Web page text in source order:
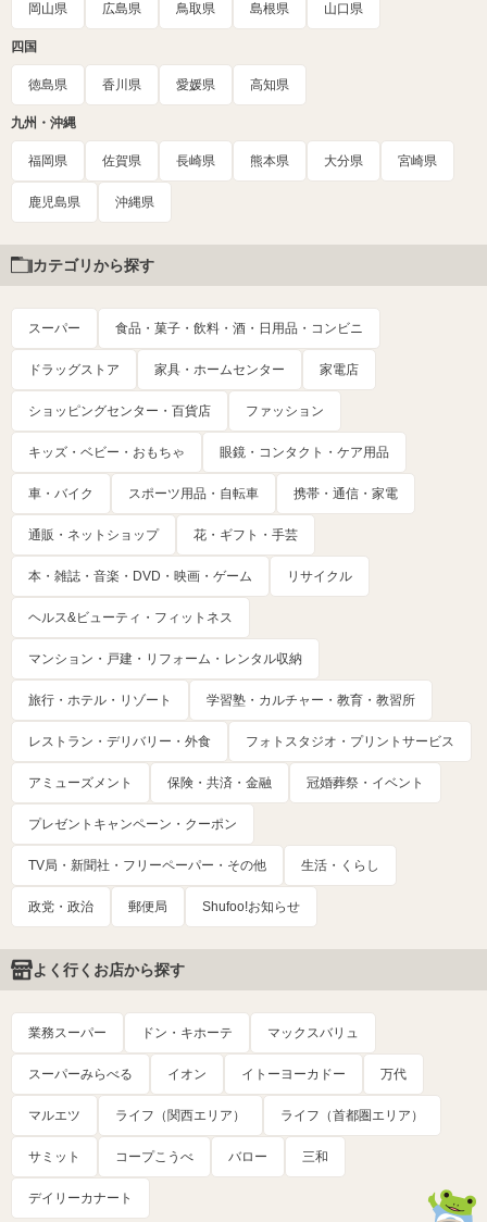
岡山県 広島県 鳥取県 島根県 山口県
四国
徳島県 香川県 愛媛県 高知県
九州・沖縄
福岡県 佐賀県 長崎県 熊本県 大分県 宮崎県
鹿児島県 沖縄県
カテゴリから探す
スーパー 食品・菓子・飲料・酒・日用品・コンビニ
ドラッグストア 家具・ホームセンター 家電店
ショッピングセンター・百貨店 ファッション
キッズ・ベビー・おもちゃ 眼鏡・コンタクト・ケア用品
車・バイク スポーツ用品・自転車 携帯・通信・家電
通販・ネットショップ 花・ギフト・手芸
本・雑誌・音楽・DVD・映画・ゲーム リサイクル
ヘルス&ビューティ・フィットネス
マンション・戸建・リフォーム・レンタル収納
旅行・ホテル・リゾート 学習塾・カルチャー・教育・教習所
レストラン・デリバリー・外食 フォトスタジオ・プリントサービス
アミューズメント 保険・共済・金融 冠婚葬祭・イベント
プレゼントキャンペーン・クーポン
TV局・新聞社・フリーペーパー・その他 生活・くらし
政党・政治 郵便局 Shufoo!お知らせ
よく行くお店から探す
業務スーパー ドン・キホーテ マックスバリュ
スーパーみらべる イオン イトーヨーカドー 万代
マルエツ ライフ（関西エリア） ライフ（首都圏エリア）
サミット コープこうべ バロー 三和
デイリーカナート